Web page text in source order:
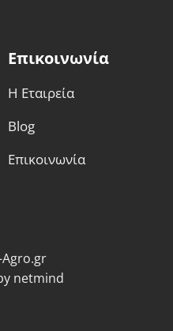
Επικοινωνία
Η Εταιρεία
Blog
Επικοινωνία
netmind